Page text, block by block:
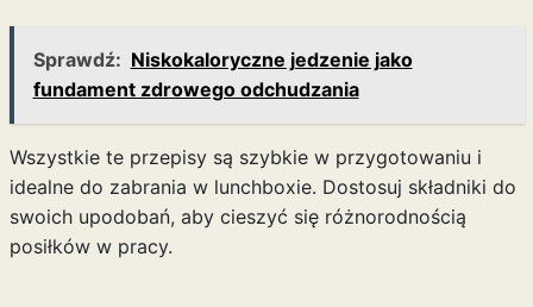
Sprawdź: Niskokaloryczne jedzenie jako
fundament zdrowego odchudzania
Wszystkie te przepisy są szybkie w przygotowaniu i
idealne do zabrania w lunchboxie. Dostosuj składniki do
swoich upodobań, aby cieszyć się różnorodnością
posiłków w pracy.